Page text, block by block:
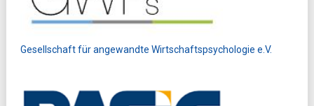
Gesellschaft für angewandte Wirtschaftspsychologie e.V.